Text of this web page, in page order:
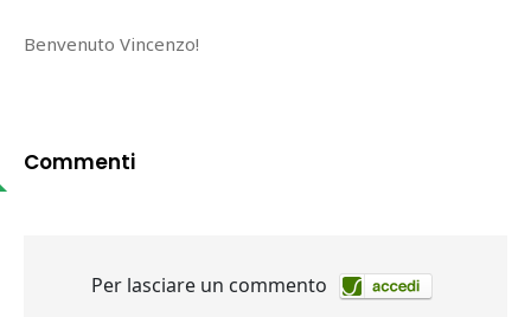
Benvenuto Vincenzo!
Commenti